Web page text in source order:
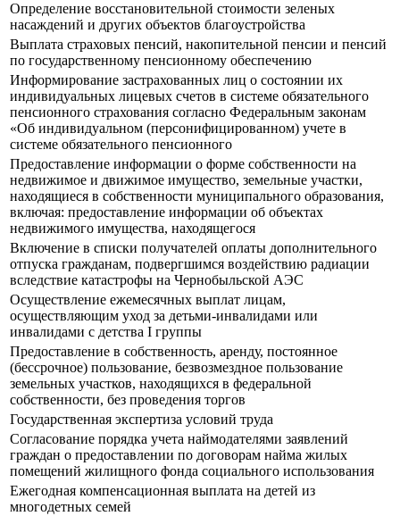
Определение восстановительной стоимости зеленых
насаждений и других объектов благоустройства
Выплата страховых пенсий, накопительной пенсии и пенсий
по государственному пенсионному обеспечению
Информирование застрахованных лиц о состоянии их
индивидуальных лицевых счетов в системе обязательного
пенсионного страхования согласно Федеральным законам
«Об индивидуальном (персонифицированном) учете в
системе обязательного пенсионного
Предоставление информации о форме собственности на
недвижимое и движимое имущество, земельные участки,
находящиеся в собственности муниципального образования,
включая: предоставление информации об объектах
недвижимого имущества, находящегося
Включение в списки получателей оплаты дополнительного
отпуска гражданам, подвергшимся воздействию радиации
вследствие катастрофы на Чернобыльской АЭС
Осуществление ежемесячных выплат лицам,
осуществляющим уход за детьми-инвалидами или
инвалидами с детства I группы
Предоставление в собственность, аренду, постоянное
(бессрочное) пользование, безвозмездное пользование
земельных участков, находящихся в федеральной
собственности, без проведения торгов
Государственная экспертиза условий труда
Согласование порядка учета наймодателями заявлений
граждан о предоставлении по договорам найма жилых
помещений жилищного фонда социального использования
Ежегодная компенсационная выплата на детей из
многодетных семей